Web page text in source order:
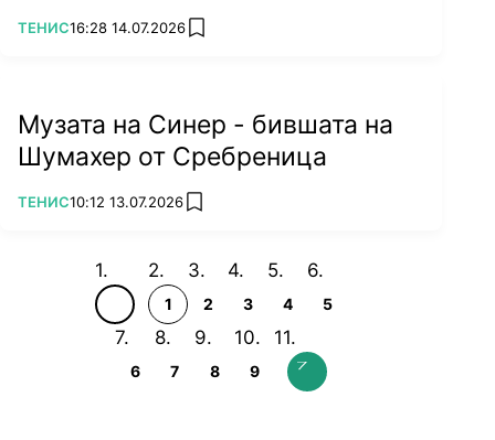
ПОВЕЧЕ ОТ
ТЕНИС16:28 14.07.2026 add favorites
Музата на Синер - бившата на
Шумахер от Сребреница
ПОВЕЧЕ ОТ
ТЕНИС10:12 13.07.2026 add favorites
1 2 3 4 5
6 7 8 9